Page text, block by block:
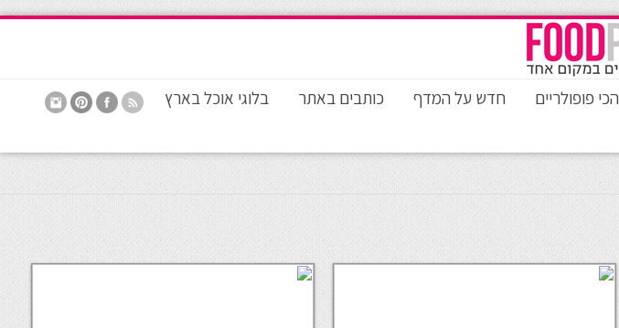
הכי פופולריים חדש על המדף כותבים באתר בלוגי אוכל בארץ